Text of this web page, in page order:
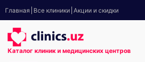
Главная Все клиники Акции и скидки
Каталог клиник и медицинских центров